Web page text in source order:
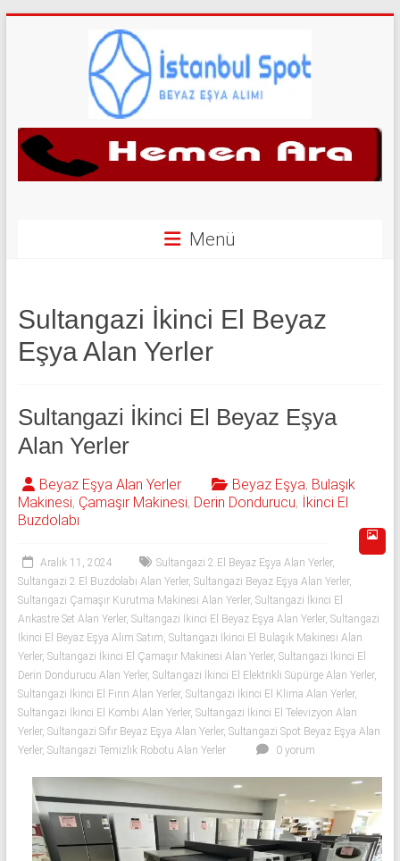
İkinci
El
Yerler
|
543
592
53
50
el
beyaz
eşya
olarak
buzdolabı,
çamaşır
makinesi,
bulaşık
makinesi,
dondurucu,
klima
kombi
Menü
Sultangazi İkinci El Beyaz
Eşya Alan Yerler
Sultangazi İkinci El Beyaz Eşya
Alan Yerler
Beyaz Eşya Alan Yerler Beyaz Eşya, Bulaşık
Makinesi, Çamaşır Makinesi, Derin Dondurucu, İkinci El
Buzdolabı
Aralık 11, 2024 Sultangazi 2.El Beyaz Eşya Alan Yerler,
Sultangazi 2.El Buzdolabı Alan Yerler, Sultangazi Beyaz Eşya Alan Yerler,
Sultangazi Çamaşır Kurutma Makinesi Alan Yerler, Sultangazi İkinci El
Ankastre Set Alan Yerler, Sultangazi İkinci El Beyaz Eşya Alan Yerler, Sultangazi
İkinci El Beyaz Eşya Alım Satım Sultangazi İkinci El Bulaşık Makinesi Alan
Yerler, Sultangazi İkinci El Çamaşır Makinesi Alan Yerler, Sultangazi İkinci El
Derin Dondurucu Alan Yerler, Sultangazi İkinci El Elektrikli Süpürge Alan Yerler,
Sultangazi İkinci El Fırın Alan Yerler, Sultangazi İkinci El Klima Alan Yerler,
Sultangazi İkinci El Kombi Alan Yerler, Sultangazi İkinci El Televizyon Alan
Yerler, Sultangazi Sıfır Beyaz Eşya Alan Yerler, Sultangazi Spot Beyaz Eşya Alan
Yerler, Sultangazi Temizlik Robotu Alan Yerler 0 yorum